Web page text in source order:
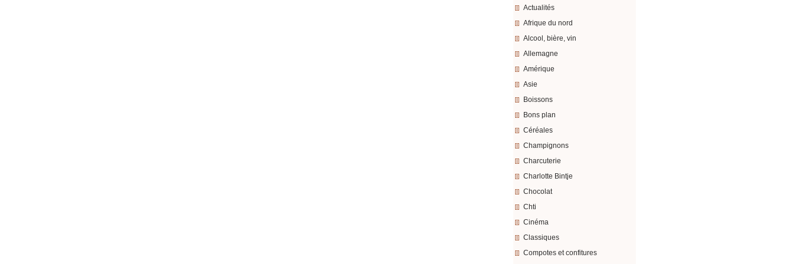
Actualités
Afrique du nord
Alcool, bière, vin
Allemagne
Amérique
Asie
Boissons
Bons plan
Céréales
Champignons
Charcuterie
Charlotte Bintje
Chocolat
Chti
Cinéma
Classiques
Compotes et confitures